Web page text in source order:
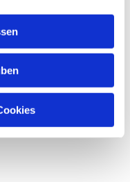
auch